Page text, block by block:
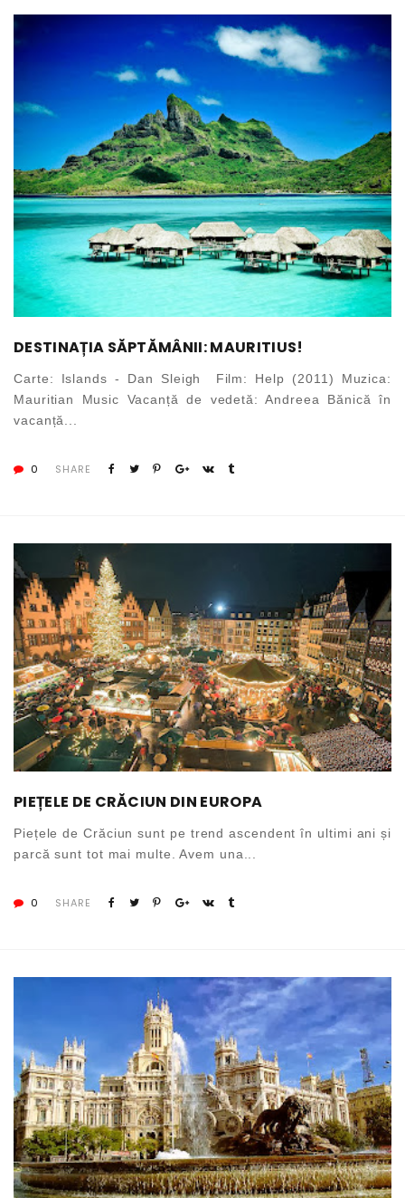
DESTINAȚIA SĂPTĂMÂNII: MAURITIUS!
Carte: Islands - Dan Sleigh Film: Help (2011) Muzica:
Mauritian Music Vacanță de vedetă: Andreea Bănică în
vacanță...
0 SHARE
PIEȚELE DE CRĂCIUN DIN EUROPA
Piețele de Crăciun sunt pe trend ascendent în ultimi ani și
parcă sunt tot mai multe. Avem una...
0 SHARE